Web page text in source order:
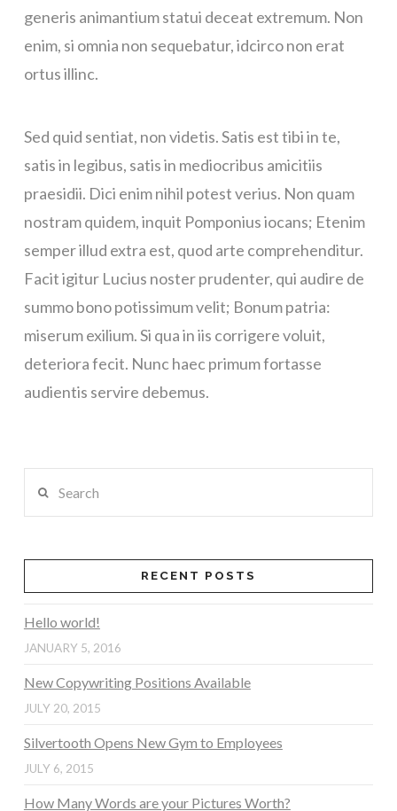
generis animantium statui deceat extremum. Non
enim, si omnia non sequebatur, idcirco non erat
ortus illinc.
Sed quid sentiat, non videtis. Satis est tibi in te,
satis in legibus, satis in mediocribus amicitiis
praesidii. Dici enim nihil potest verius. Non quam
nostram quidem, inquit Pomponius iocans; Etenim
semper illud extra est, quod arte comprehenditur.
Facit igitur Lucius noster prudenter, qui audire de
summo bono potissimum velit; Bonum patria:
miserum exilium. Si qua in iis corrigere voluit,
deteriora fecit. Nunc haec primum fortasse
audientis servire debemus.
RECENT POSTS
Hello world!
JANUARY 5, 2016
New Copywriting Positions Available
JULY 20, 2015
Silvertooth Opens New Gym to Employees
JULY 6, 2015
How Many Words are your Pictures Worth?